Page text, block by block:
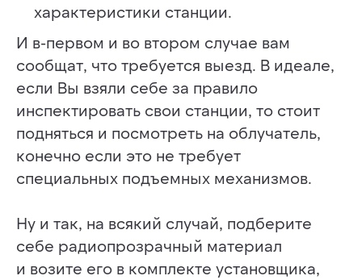
характеристики станции.
И в-первом и во втором случае вам
сообщат, что требуется выезд. В идеале,
если Вы взяли себе за правило
инспектировать свои станции, то стоит
подняться и посмотреть на облучатель,
конечно если это не требует
специальных подъемных механизмов.
Ну и так, на всякий случай, подберите
себе радиопрозрачный материал
и возите его в комплекте установщика,